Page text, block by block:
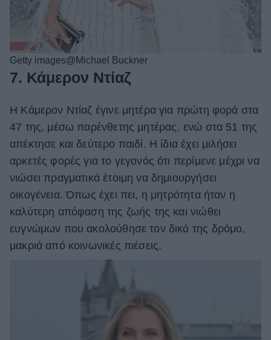
Getty images@Michael Buckner
7. Κάμερον Ντίαζ
Η Κάμερον Ντίαζ έγινε μητέρα για πρώτη φορά στα
47 της, μέσω παρένθετης μητέρας, ενώ στα 51 της
απέκτησε και δεύτερο παιδί. Η ίδια έχει μιλήσει
αρκετές φορές για το γεγονός ότι περίμενε μέχρι να
νιώσει πραγματικά έτοιμη να δημιουργήσει
οικογένεια. Όπως έχει πει, η μητρότητα ήταν η
καλύτερη απόφαση της ζωής της και νιώθει
ευγνώμων που ακολούθησε τον δικό της δρόμο,
μακριά από κοινωνικές πιέσεις.